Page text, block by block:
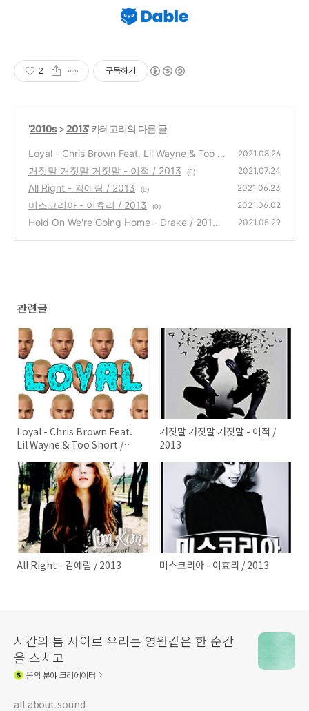
2 구독하기
'2010s>2013' 카테고리의 다른 글
Loyal - Chris Brown Feat. Lil Wayne & Too S
hort / 2013
(2)
2021.08.26
거짓말 거짓말 거짓말 - 이적 / 2013 (0) 2021.07.24
All Right - 김예림 / 2013 (0) 2021.06.23
미스코리아 - 이효리 / 2013 (0) 2021.06.02
Hold On We're Going Home - Drake / 2013 2021.05.29
관련글
Loyal - Chris Brown Feat.
Lil Wayne & Too Short /
거짓말 거짓말 거짓말 - 이적 /
2013
All Right - 김예림 / 2013 미스코리아 - 이효리 / 2013
시간의 틈 사이로 우리는 영원같은 한 순간
을 스치고
음악분야 크리에이터
all about sound